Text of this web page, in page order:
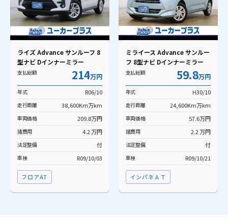
ライズ Advance サンルーフ 8
型ナビ Dインナーミラー
支払総額 214万円
年式 R06/10
走行距離 38,600Km万km
車両価格 209.8万円
諸費用 4.2 万円
法定整備 付
車検 R09/10/03
フロアAT
ミライース Advance サンルー
フ 8型ナビ Dインナーミラー
支払総額 59.8万円
年式 H30/10
走行距離 24,600Km万km
車両価格 57.6万円
諸費用 2.2 万円
法定整備 付
車検 R09/10/21
インパネＡＴ